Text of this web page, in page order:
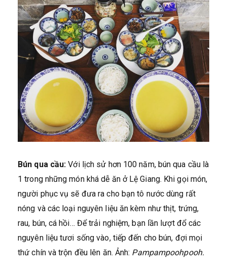
Bún qua cầu: Với lịch sử hơn 100 năm, bún qua cầu là
1 trong những món khá dễ ăn ở Lệ Giang. Khi gọi món,
người phục vụ sẽ đưa ra cho bạn tô nước dùng rất
nóng và các loại nguyên liệu ăn kèm như thịt, trứng,
rau, bún, cá hồi… Để trải nghiệm, bạn lần lượt đổ các
nguyên liệu tươi sống vào, tiếp đến cho bún, đợi mọi
thứ chín và trộn đều lên ăn. Ảnh: Pampampoohpooh.